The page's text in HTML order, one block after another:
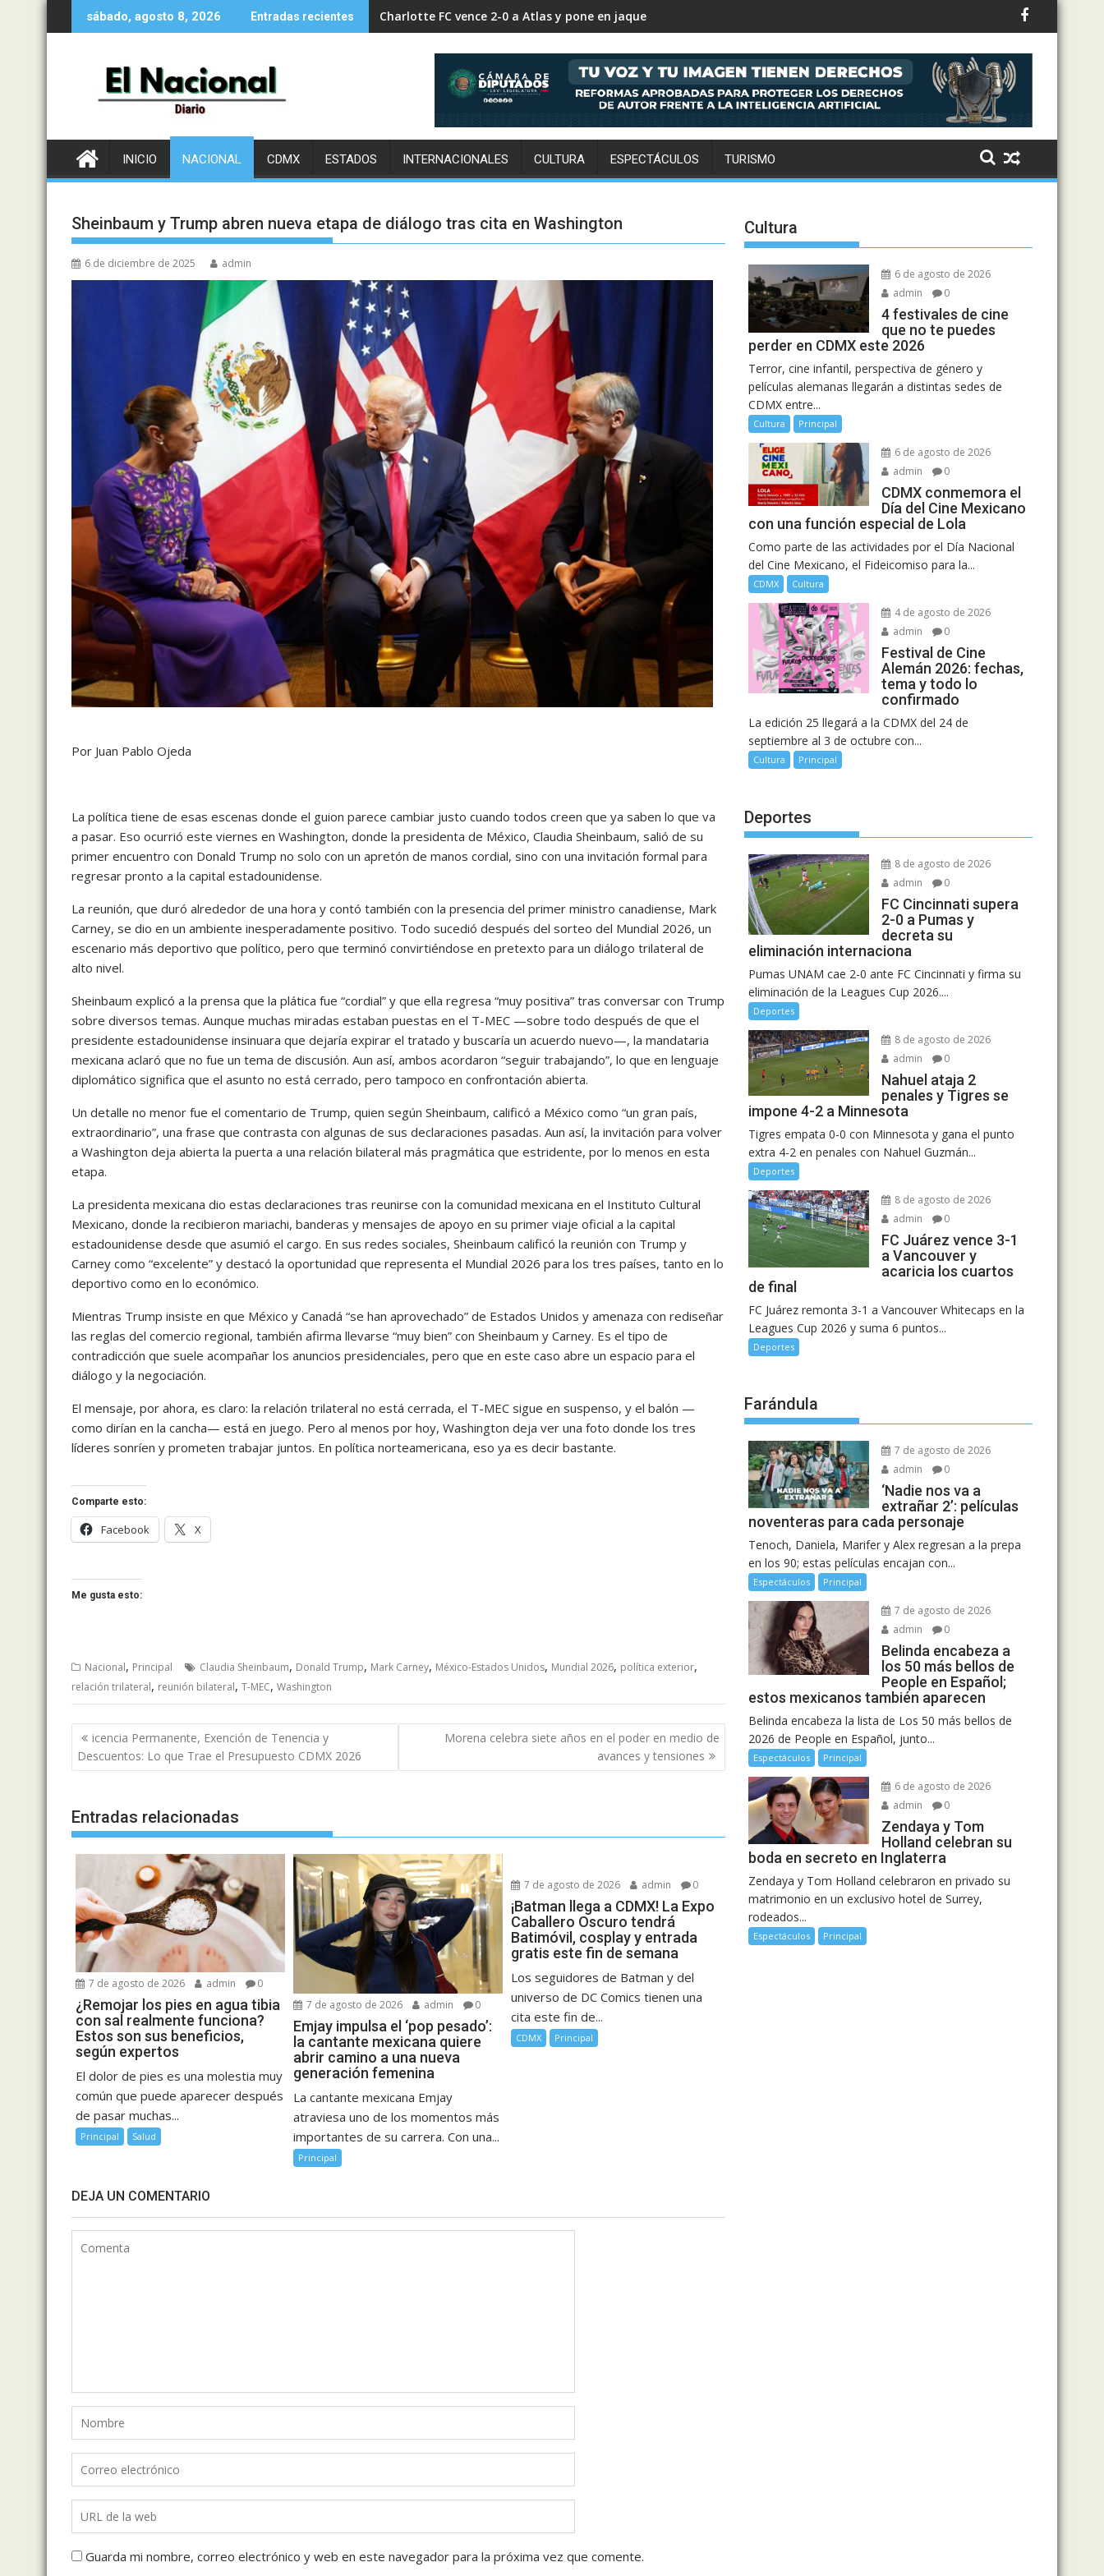
al
sábado, agosto 8, 2026 Entradas recientes FC Cincinnati supera 2-0 a Pumas y decreta su eliminación internaciona
INICIO NACIONAL CDMX ESTADOS INTERNACIONALES CULTURA ESPECTÁCULOS TURISMO
Sheinbaum y Trump abren nueva etapa de diálogo tras cita en Washington
6 de diciembre de 2025 admin
Por Juan Pablo Ojeda
La política tiene de esas escenas donde el guion parece cambiar justo cuando todos creen que ya saben lo que va
a pasar. Eso ocurrió este viernes en Washington, donde la presidenta de México, Claudia Sheinbaum, salió de su
primer encuentro con Donald Trump no solo con un apretón de manos cordial, sino con una invitación formal para
regresar pronto a la capital estadounidense.
La reunión, que duró alrededor de una hora y contó también con la presencia del primer ministro canadiense, Mark
Carney, se dio en un ambiente inesperadamente positivo. Todo sucedió después del sorteo del Mundial 2026, un
escenario más deportivo que político, pero que terminó convirtiéndose en pretexto para un diálogo trilateral de
alto nivel.
Sheinbaum explicó a la prensa que la plática fue “cordial” y que ella regresa “muy positiva” tras conversar con Trump
sobre diversos temas. Aunque muchas miradas estaban puestas en el T-MEC —sobre todo después de que el
presidente estadounidense insinuara que dejaría expirar el tratado y buscaría un acuerdo nuevo—, la mandataria
mexicana aclaró que no fue un tema de discusión. Aun así, ambos acordaron “seguir trabajando”, lo que en lenguaje
diplomático significa que el asunto no está cerrado, pero tampoco en confrontación abierta.
Un detalle no menor fue el comentario de Trump, quien según Sheinbaum, calificó a México como “un gran país,
extraordinario”, una frase que contrasta con algunas de sus declaraciones pasadas. Aun así, la invitación para volver
a Washington deja abierta la puerta a una relación bilateral más pragmática que estridente, por lo menos en esta
etapa.
La presidenta mexicana dio estas declaraciones tras reunirse con la comunidad mexicana en el Instituto Cultural
Mexicano, donde la recibieron mariachi, banderas y mensajes de apoyo en su primer viaje oficial a la capital
estadounidense desde que asumió el cargo. En sus redes sociales, Sheinbaum calificó la reunión con Trump y
Carney como “excelente” y destacó la oportunidad que representa el Mundial 2026 para los tres países, tanto en lo
deportivo como en lo económico.
Mientras Trump insiste en que México y Canadá “se han aprovechado” de Estados Unidos y amenaza con rediseñar
las reglas del comercio regional, también afirma llevarse “muy bien” con Sheinbaum y Carney. Es el tipo de
contradicción que suele acompañar los anuncios presidenciales, pero que en este caso abre un espacio para el
diálogo y la negociación.
El mensaje, por ahora, es claro: la relación trilateral no está cerrada, el T-MEC sigue en suspenso, y el balón —
como dirían en la cancha— está en juego. Pero al menos por hoy, Washington deja ver una foto donde los tres
líderes sonríen y prometen trabajar juntos. En política norteamericana, eso ya es decir bastante.
Comparte esto:
Facebook X
Me gusta esto:
Nacional, Principal Claudia Sheinbaum, Donald Trump, Mark Carney, México-Estados Unidos, Mundial 2026, política exterior,
relación trilateral, reunión bilateral, T-MEC, Washington
Navegación
de
entradas
icencia Permanente, Exención de Tenencia y
Descuentos: Lo que Trae el Presupuesto CDMX 2026
Morena celebra siete años en el poder en medio de
avances y tensiones
Entradas relacionadas
7 de agosto de 2026 admin 0
¿Remojar los pies en agua tibia
con sal realmente funciona?
Estos son sus beneficios,
según expertos
El dolor de pies es una molestia muy
común que puede aparecer después
de pasar muchas...
Principal Salud
7 de agosto de 2026 admin 0
Emjay impulsa el ‘pop pesado’:
la cantante mexicana quiere
abrir camino a una nueva
generación femenina
La cantante mexicana Emjay
atraviesa uno de los momentos más
importantes de su carrera. Con una...
Principal
7 de agosto de 2026 admin 0
¡Batman llega a CDMX! La Expo
Caballero Oscuro tendrá
Batimóvil, cosplay y entrada
gratis este fin de semana
Los seguidores de Batman y del
universo de DC Comics tienen una
cita este fin de...
CDMX Principal
DEJA UN COMENTARIO
Guarda mi nombre, correo electrónico y web en este navegador para la próxima vez que comente.
Cultura
6 de agosto de 2026
admin
0
4 festivales de cine
que no te puedes
perder en CDMX este 2026
Terror, cine infantil, perspectiva de género y
películas alemanas llegarán a distintas sedes de
CDMX entre...
Cultura Principal
6 de agosto de 2026
admin
0
CDMX conmemora el
Día del Cine Mexicano
con una función especial de Lola
Como parte de las actividades por el Día Nacional
del Cine Mexicano, el Fideicomiso para la...
CDMX Cultura
4 de agosto de 2026
admin
0
Festival de Cine
Alemán 2026: fechas,
tema y todo lo
confirmado
La edición 25 llegará a la CDMX del 24 de
septiembre al 3 de octubre con...
Cultura Principal
Deportes
8 de agosto de 2026
admin
0
FC Cincinnati supera
2-0 a Pumas y
decreta su
eliminación internaciona
Pumas UNAM cae 2-0 ante FC Cincinnati y firma su
eliminación de la Leagues Cup 2026....
Deportes
8 de agosto de 2026
admin
0
Nahuel ataja 2
penales y Tigres se
impone 4-2 a Minnesota
Tigres empata 0-0 con Minnesota y gana el punto
extra 4-2 en penales con Nahuel Guzmán...
Deportes
8 de agosto de 2026
admin
0
FC Juárez vence 3-1
a Vancouver y
acaricia los cuartos
de final
FC Juárez remonta 3-1 a Vancouver Whitecaps en la
Leagues Cup 2026 y suma 6 puntos...
Deportes
Farándula
7 de agosto de 2026
admin
0
‘Nadie nos va a
extrañar 2’: películas
noventeras para cada personaje
Tenoch, Daniela, Marifer y Alex regresan a la prepa
en los 90; estas películas encajan con...
Espectáculos Principal
7 de agosto de 2026
admin
0
Belinda encabeza a
los 50 más bellos de
People en Español;
estos mexicanos también aparecen
Belinda encabeza la lista de Los 50 más bellos de
2026 de People en Español, junto...
Espectáculos Principal
6 de agosto de 2026
admin
0
Zendaya y Tom
Holland celebran su
boda en secreto en Inglaterra
Zendaya y Tom Holland celebraron en privado su
matrimonio en un exclusivo hotel de Surrey,
rodeados...
Espectáculos Principal